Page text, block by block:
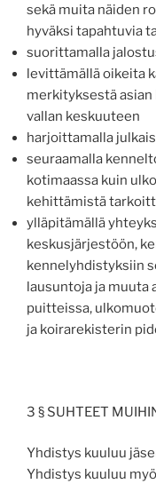
sekä muita näiden
hyväksi tapahtuvia
suorittamalla
levittämällä oikeita
merkityksestä
vallan keskuuteen
harjoittamalla
seuraamalla
kotimaassa kuin
kehittämistä
ylläpitämällä
keskusjärjestöön,
kennelyhdistyksiin
lausuntoja ja muuta
puitteissa,
ja koirarekisterin
3 § SUHTEET
Yhdistys kuuluu
Yhdistys kuuluu